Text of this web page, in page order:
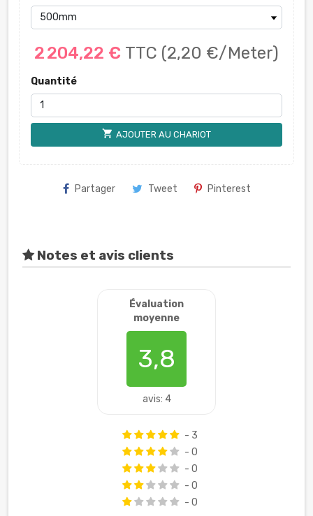
2 204,22 € TTC (2,20 €/Meter)
Quantité
shopping_cart AJOUTER AU CHARIOT
Partager Tweet Pinterest
Notes et avis clients
Évaluation
moyenne
3,8
avis: 4
- 3
- 0
- 0
- 0
- 0